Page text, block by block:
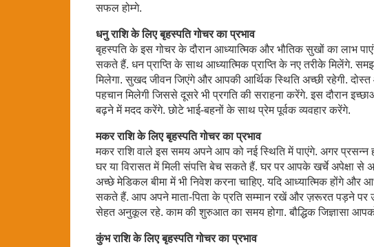
सफल होम्गे.
धनु राशि के लिए बृहस्पति गोचर का प्रभाव
बृहस्पति के इस गोचर के दौरान आध्यात्मिक और भौतिक सुखों का लाभ
सकते हैं. धन प्राप्ति के साथ आध्यात्मिक प्राप्ति के नए तरीके मिलेंगे.
मिलेगा. सुखद जीवन जिएंगे और आपकी आर्थिक स्थिति अच्छी रहेगी.
पहचान मिलेगी जिससे दूसरे भी प्रगति की सराहना करेंगे. इस दौरान
बढ़ने में मदद करेंगे. छोटे भाई-बहनों के साथ प्रेम पूर्वक व्यवहार करेंगे.
मकर राशि के लिए बृहस्पति गोचर का प्रभाव
मकर राशि वाले इस समय अपने आप को नई स्थिति में पाएंगे. अगर
घर या विरासत में मिली संपत्ति बेच सकते हैं. घर पर आपके खर्चे अपेक्षा
अच्छे मेडिकल बीमा में भी निवेश करना चाहिए. यदि आध्यात्मिक होंगे और
सकते हैं. आप अपने माता-पिता के प्रति सम्मान रखें और ज़रूरत पड़ने पर
सेहत अनुकूल रहे. काम की शुरुआत का समय होगा. बौद्धिक जिज्ञासा
कुंभ राशि के लिए बृहस्पति गोचर का प्रभाव